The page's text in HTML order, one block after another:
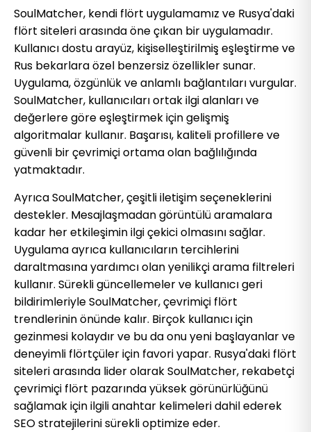
SoulMatcher, kendi flört uygulamamız ve Rusya'daki
flört siteleri arasında öne çıkan bir uygulamadır.
Kullanıcı dostu arayüz, kişiselleştirilmiş eşleştirme ve
Rus bekarlara özel benzersiz özellikler sunar.
Uygulama, özgünlük ve anlamlı bağlantıları vurgular.
SoulMatcher, kullanıcıları ortak ilgi alanları ve
değerlere göre eşleştirmek için gelişmiş
algoritmalar kullanır. Başarısı, kaliteli profillere ve
güvenli bir çevrimiçi ortama olan bağlılığında
yatmaktadır.
Ayrıca SoulMatcher, çeşitli iletişim seçeneklerini
destekler. Mesajlaşmadan görüntülü aramalara
kadar her etkileşimin ilgi çekici olmasını sağlar.
Uygulama ayrıca kullanıcıların tercihlerini
daraltmasına yardımcı olan yenilikçi arama filtreleri
kullanır. Sürekli güncellemeler ve kullanıcı geri
bildirimleriyle SoulMatcher, çevrimiçi flört
trendlerinin önünde kalır. Birçok kullanıcı için
gezinmesi kolaydır ve bu da onu yeni başlayanlar ve
deneyimli flörtçüler için favori yapar. Rusya'daki flört
siteleri arasında lider olarak SoulMatcher, rekabetçi
çevrimiçi flört pazarında yüksek görünürlüğünü
sağlamak için ilgili anahtar kelimeleri dahil ederek
SEO stratejilerini sürekli optimize eder.